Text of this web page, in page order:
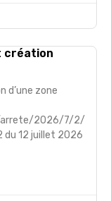
création
zone
arrete/2026/7/2/
du 12 juillet 2026